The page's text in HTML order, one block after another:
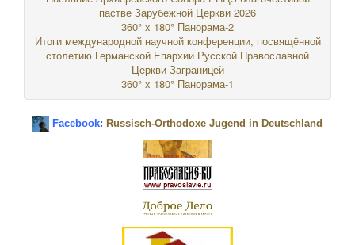
пастве Зарубежной Церкви 2026
360° x 180° Панорама-2
Итоги международной научной конференции, посвящённой
столетию Германской Епархии Русской Православной
Церкви Заграницей
360° x 180° Панорама-1
Facebook: Russisch-Orthodoxe Jugend in Deutschland